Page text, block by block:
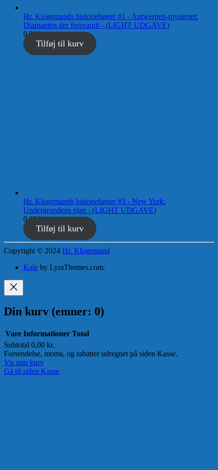
Hr. Klogemands historiebøger #1 - Antwerpen-mysteriet:
Diamanten der forsvandt - (LIGHT UDGAVE)
0,00kr.
Tilføj til kurv
Hr. Klogemands historiebøger #3 - New York:
Undergrundens plan - (LIGHT UDGAVE)
0,00kr.
Tilføj til kurv
Copyright © 2024 Hr. Klogemand
Kale by LyraThemes.com.
Din kurv (emner: 0)
Varer
i
Vare Informationer Total
Subtotal 0,00 kr.
Forsendelse, moms, og rabatter udregnet på siden Kasse.
Vis min kurv
Gå til siden Kasse